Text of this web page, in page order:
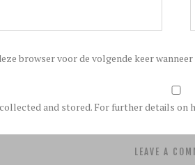
browser voor de volgende keer
and stored. For further details on